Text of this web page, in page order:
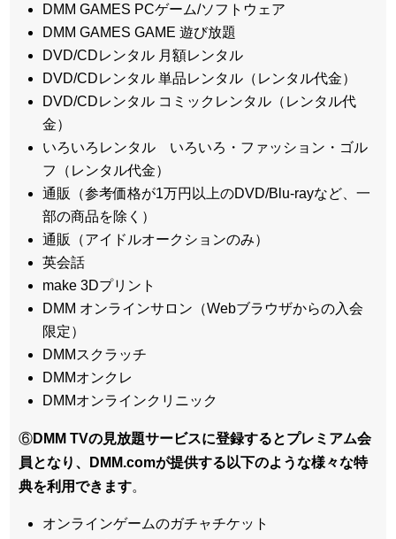
DMM GAMES PCゲーム/ソフトウェア
DMM GAMES GAME 遊び放題
DVD/CDレンタル 月額レンタル
DVD/CDレンタル 単品レンタル（レンタル代金）
DVD/CDレンタル コミックレンタル（レンタル代
金）
いろいろレンタル いろいろ・ファッション・ゴル
フ（レンタル代金）
通販（参考価格が1万円以上のDVD/Blu-rayなど、一
部の商品を除く）
通販（アイドルオークションのみ）
英会話
make 3Dプリント
DMM オンラインサロン（Webブラウザからの入会
限定）
DMMスクラッチ
DMMオンクレ
DMMオンラインクリニック
⑥DMM TVの見放題サービスに登録するとプレミアム会
員となり、DMM.comが提供する以下のような様々な特
典を利用できます。
オンラインゲームのガチャチケット